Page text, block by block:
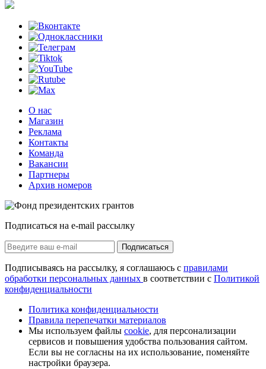
О нас
Магазин
Реклама
Контакты
Команда
Вакансии
Партнеры
Архив номеров
Подписаться на e-mail рассылку
Подписаться
Подписываясь на рассылку, я соглашаюсь с правилами
обработки персональных данных в соответствии с Политикой
конфиденциальности
Политика конфиденциальности
Правила перепечатки материалов
Мы используем файлы cookie, для персонализации
сервисов и повышения удобства пользования сайтом.
Если вы не согласны на их использование, поменяйте
настройки браузера.